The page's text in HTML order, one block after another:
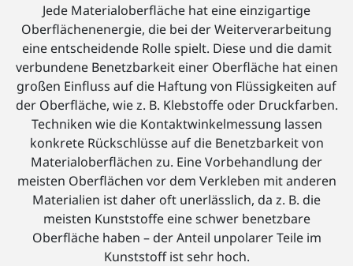
Jede Materialoberfläche hat eine einzigartige
Oberflächenenergie, die bei der Weiterverarbeitung
eine entscheidende Rolle spielt. Diese und die damit
verbundene Benetzbarkeit einer Oberfläche hat einen
großen Einfluss auf die Haftung von Flüssigkeiten auf
der Oberfläche, wie z. B. Klebstoffe oder Druckfarben.
Techniken wie die Kontaktwinkelmessung lassen
konkrete Rückschlüsse auf die Benetzbarkeit von
Materialoberflächen zu. Eine Vorbehandlung der
meisten Oberflächen vor dem Verkleben mit anderen
Materialien ist daher oft unerlässlich, da z. B. die
meisten Kunststoffe eine schwer benetzbare
Oberfläche haben – der Anteil unpolarer Teile im
Kunststoff ist sehr hoch.